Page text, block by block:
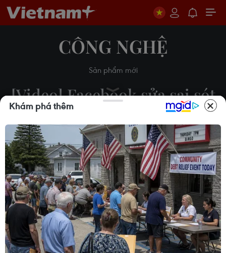
CÔNG NGHỆ
Sản phẩm mới
[Video] Facebook sửa sai sót
hiển thị tên quần đảo
Trường Sa, Hoàng Sa
17/04/2020 02:01
Theo dõi VietnamPlus
Bộ Thông tin và Truyền thông đã yêu cầu
Khám phá thêm